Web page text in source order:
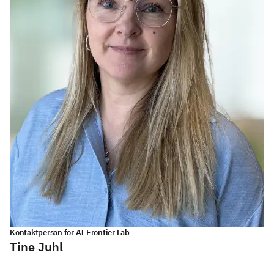
Kontaktperson for AI Frontier Lab
Tine Juhl